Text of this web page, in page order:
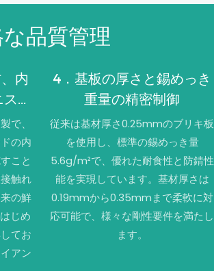
品質管理
内
に
で、
の内
こと
触れ
の鮮
じめ
てお
アン
4．基板の厚さと錫めっき
重量の精密制御
従来は基材厚さ0.25mmのブリキ板
を使用し、標準の錫めっき量
5.6g/m²で、優れた耐食性と防錆性
能を実現しています。基材厚さは
0.19mmから0.35mmまで柔軟に対
応可能で、様々な剛性要件を満たし
ます。